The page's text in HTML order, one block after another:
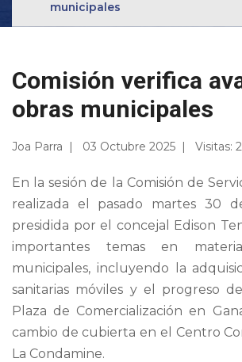
municipales
Comisión verifica
obras municipales
Joa Parra 03 Octubre 2025 Visitas:
En la sesión de la Comisión de
realizada el pasado martes 30
presidida por el concejal Edison
importantes temas en
municipales, incluyendo la
sanitarias móviles y el progreso
Plaza de Comercialización en
cambio de cubierta en el Centro
La Condamine.